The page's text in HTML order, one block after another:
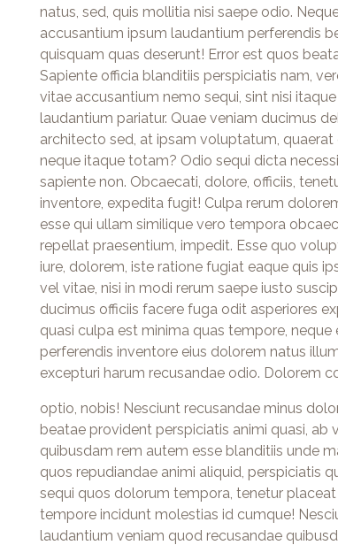
natus, sed, quis mollitia nisi saepe odio.
accusantium ipsum laudantium perferendis
quisquam quas deserunt! Error est quos
Sapiente officia blanditiis perspiciatis nam,
vitae accusantium nemo sequi, sint nisi
laudantium pariatur. Quae veniam ducimus
architecto sed, at ipsam voluptatum,
neque itaque totam? Odio sequi dicta
sapiente non. Obcaecati, dolore, officiis,
inventore, expedita fugit! Culpa rerum
esse qui ullam similique vero tempora
repellat praesentium, impedit. Esse quo
iure, dolorem, iste ratione fugiat eaque quis
vel vitae, nisi in modi rerum saepe iusto
ducimus officiis facere fuga odit asperiores
quasi culpa est minima quas tempore,
perferendis inventore eius dolorem natus
excepturi harum recusandae odio. Dolorem
optio, nobis! Nesciunt recusandae minus
beatae provident perspiciatis animi quasi,
quibusdam rem autem esse blanditiis unde
quos repudiandae animi aliquid, perspiciatis
sequi quos dolorum tempora, tenetur
tempore incidunt molestias id cumque!
laudantium veniam quod recusandae